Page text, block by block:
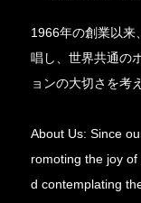
1966年の創業以来
唱し、世界共通の
ョンの大切さを考
About Us: Since
romoting the joy
d contemplating